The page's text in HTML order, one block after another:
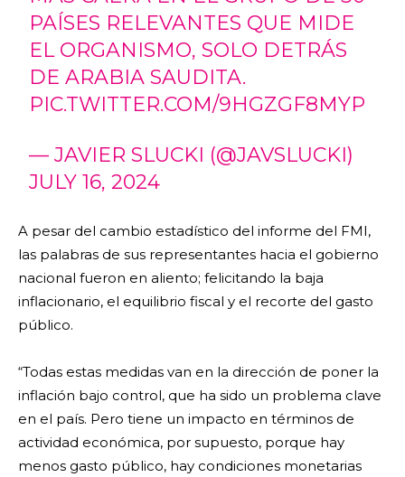
PAÍSES RELEVANTES QUE MIDE
EL ORGANISMO, SOLO DETRÁS
DE ARABIA SAUDITA.
PIC.TWITTER.COM/9HGZGF8MYP
— JAVIER SLUCKI (@JAVSLUCKI)
JULY 16, 2024
A pesar del cambio estadístico del informe del FMI,
las palabras de sus representantes hacia el gobierno
nacional fueron en aliento; felicitando la baja
inflacionario, el equilibrio fiscal y el recorte del gasto
público.
“Todas estas medidas van en la dirección de poner la
inflación bajo control, que ha sido un problema clave
en el país. Pero tiene un impacto en términos de
actividad económica, por supuesto, porque hay
menos gasto público, hay condiciones monetarias